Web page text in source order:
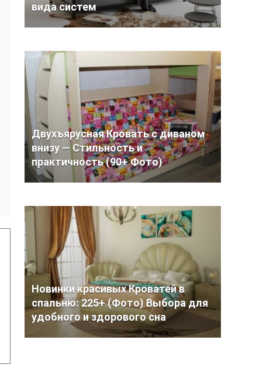
вида систем
Двухъярусная Кровать с диваном
внизу — Стильность и
практичность (90+ Фото)
Новинки красивых Кроватей в
спальню: 225+ (Фото) Выбора для
удобного и здорового сна